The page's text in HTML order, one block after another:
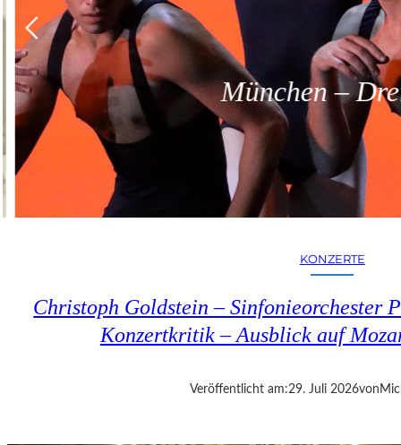
München –
KONZERTE
Christoph Goldstein – Sinfonieorchester
Konzertkritik – Ausblick auf
Veröffentlicht am:29. Juli 2026von